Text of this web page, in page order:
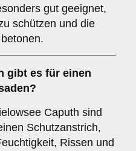
gut geeignet,
schützen und die
gibt es für einen
?
Caputh sind
Schutzanstrich,
Rissen und